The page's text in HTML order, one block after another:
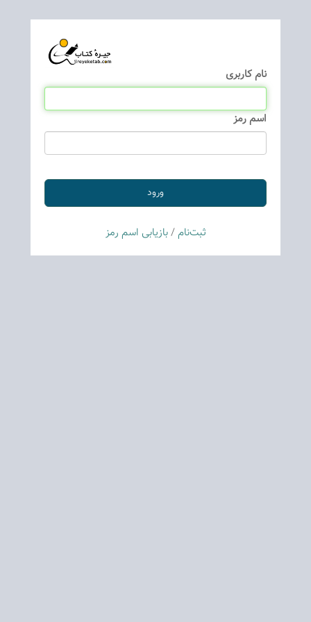
نام كاربری
اسم رمز
ثبت‌نام/بازیابی اسم رمز